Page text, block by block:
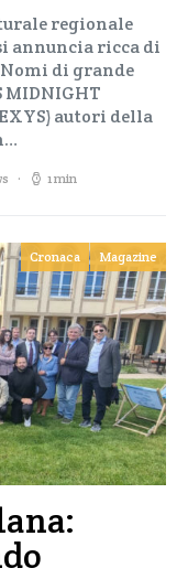
regionale
annuncia ricca di
di grande
MIDNIGHT
autori della
1 min
Cronaca Magazine